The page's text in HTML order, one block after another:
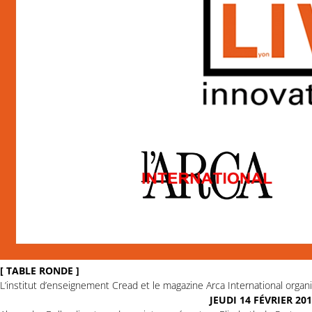
[ TABLE RONDE ]
L’institut d’enseignement Cread et le magazine Arca International
JEUDI 14 FÉVRIER